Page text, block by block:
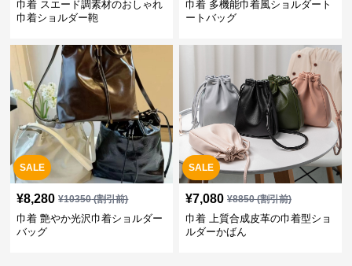
巾着 スエード調素材のおしゃれ
巾着ショルダー鞄
巾着 多機能巾着風ショルダート
ートバッグ
SALE
¥8,280 ¥10350(割引前)
巾着 艶やか光沢巾着ショルダー
バッグ
SALE
¥7,080 ¥8850(割引前)
巾着 上質合成皮革の巾着型ショ
ルダーかばん